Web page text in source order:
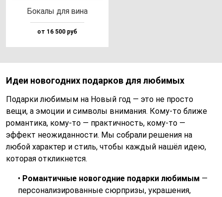
Бока­лы для ви­на
от 16 500 руб
Идеи новогодних подарков для любимых
Подарки любимым на Новый год — это не просто
вещи, а эмоции и символы внимания. Кому‑то ближе
романтика, кому‑то — практичность, кому‑то —
эффект неожиданности. Мы собрали решения на
любой характер и стиль, чтобы каждый нашёл идею,
которая откликнется.
• Романтичные новогодние подарки любимым —
персонализированные сюрпризы, украшения,